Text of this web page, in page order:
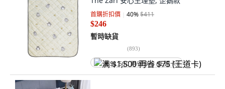
首購折扣價 40%$411
$246
暫時缺貨
(893)
满 $1,500 再省 $75 (王道卡)